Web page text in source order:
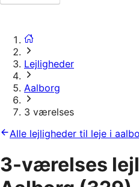
Lejligheder
Aalborg
3 værelses
Alle lejligheder til leje i
3-værelses